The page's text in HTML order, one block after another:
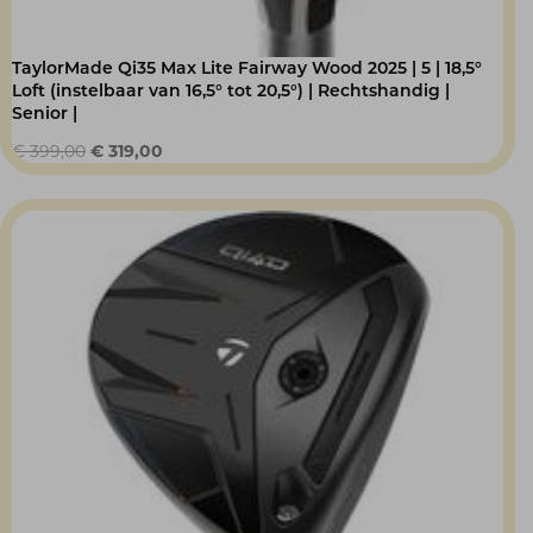
TaylorMade Qi35 Max Lite Fairway Wood 2025 | 5 | 18,5°
Loft (instelbaar van 16,5° tot 20,5°) | Rechtshandig |
Senior |
€399,00 Oorspronkelijke
prijs
was:
€ 319,00
prijs
is:
€ 319,00.